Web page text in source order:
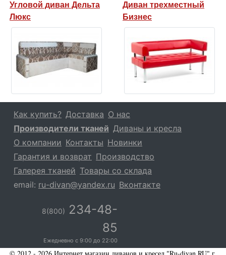
Угловой диван Дельта
Люкс
Диван трехместный
Бизнес
Как купить? Доставка О нас
Производители тканей Диваны и кресла
О компании Контакты Новинки
Гарантия и возврат Производство
Галерея тканей Товары со склада
email: ru-divan@yandex.ru Вконтакте
8(800) 234-48-
85
Ежедневно с 9:00 до 22:00